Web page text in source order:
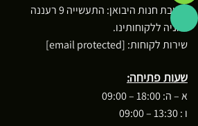
כתובת חנות היבואן: התעשייה 9 רעננה
*חניה ללקוחותינו.
שירות לקוחות: [email protected]
שעות פתיחה:
א – ה: 18:00 – 09:00
ו : 13:30 – 09:00